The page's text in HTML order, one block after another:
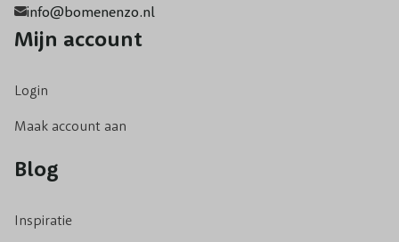
info@bomenenzo.nl
Mijn account
Login
Maak account aan
Blog
Inspiratie